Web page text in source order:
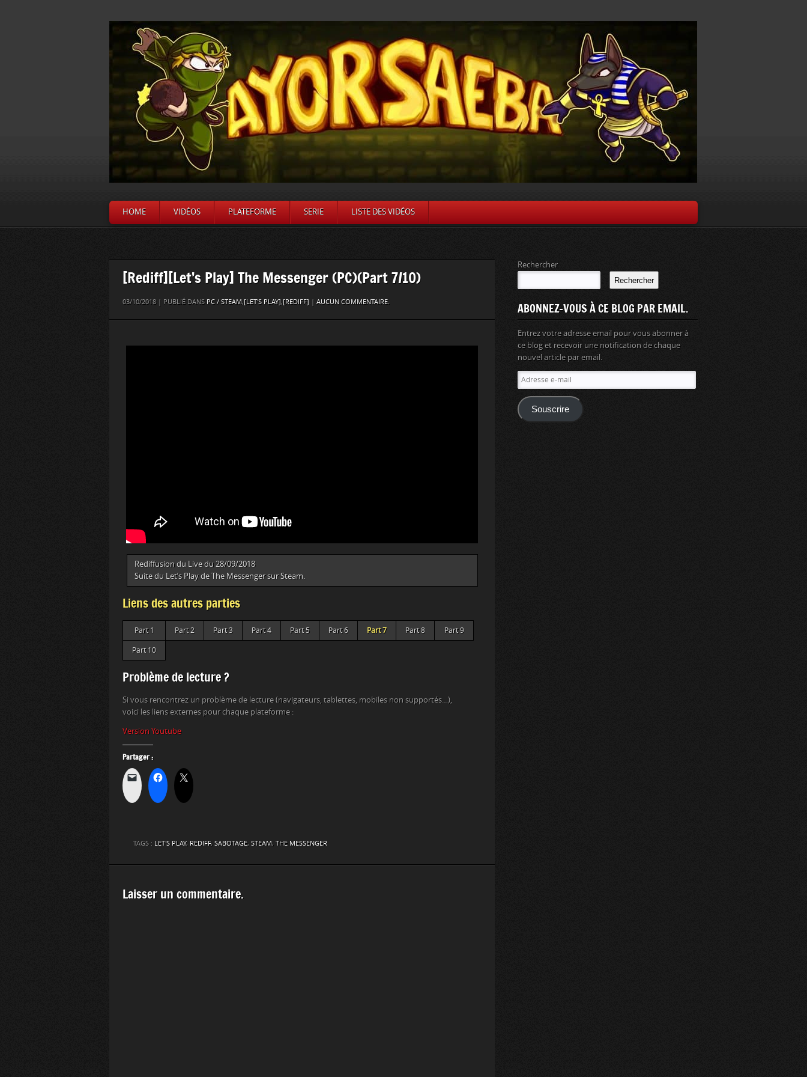
HOME VIDÉOS PLATEFORME SERIE LISTE DES VIDÉOS
[Rediff][Let’s Play] The Messenger (PC)(Part 7/10)
03/10/2018 | PUBLIÉ DANS PC / STEAM,[LET'S PLAY],[REDIFF] | AUCUN COMMENTAIRE.
Rediffusion du Live du 28/09/2018
Suite du Let’s Play de The Messenger sur Steam.
Liens des autres parties
Part 1 Part 2 Part 3 Part 4 Part 5 Part 6 Part 7 Part 8 Part 9
Part 10
Problème de lecture ?
Si vous rencontrez un problème de lecture (navigateurs, tablettes, mobiles non supportés…),
voici les liens externes pour chaque plateforme :
Version Youtube
Partager :
TAGS : LET'S PLAY, REDIFF, SABOTAGE, STEAM, THE MESSENGER
Laisser un commentaire.
Rechercher
Rechercher
ABONNEZ-VOUS À CE BLOG PAR EMAIL.
Entrez votre adresse email pour vous abonner à
ce blog et recevoir une notification de chaque
nouvel article par email.
Adresse
e-
mail
Souscrire